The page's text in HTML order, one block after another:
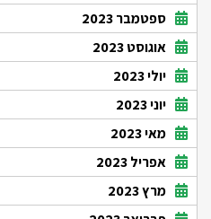
ספטמבר 2023
אוגוסט 2023
יולי 2023
יוני 2023
מאי 2023
אפריל 2023
מרץ 2023